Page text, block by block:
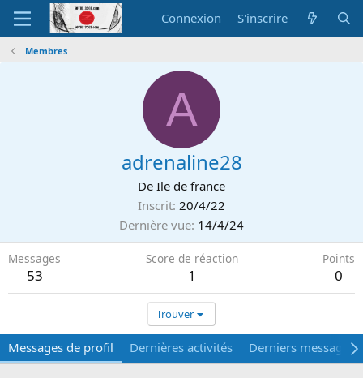
Connexion S'inscrire
Membres
A
adrenaline28
De Ile de france
Inscrit 20/4/22
Dernière vue 14/4/24
Messages
53
Score de réaction
1
Points
0
Trouver
Messages de profil Dernières activités Derniers messages